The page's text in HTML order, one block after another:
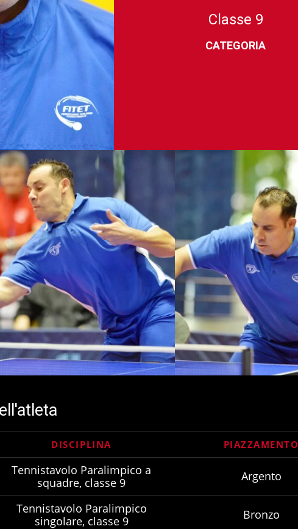
Classe 9
CATEGORIA
DISCIPLINA PIAZZAMENTO
Tennistavolo Paralimpico a
squadre, classe 9
Argento
Tennistavolo Paralimpico
singolare, classe 9
Bronzo